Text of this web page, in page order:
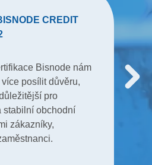
CREDIT
Bisnode nám
posílit důvěru,
pro
stabilní obchodní
zákazníky,